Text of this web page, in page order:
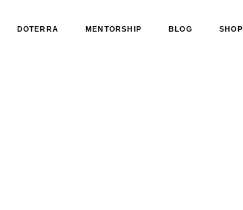
DOTERRA MENTORSHIP BLOG SHOP